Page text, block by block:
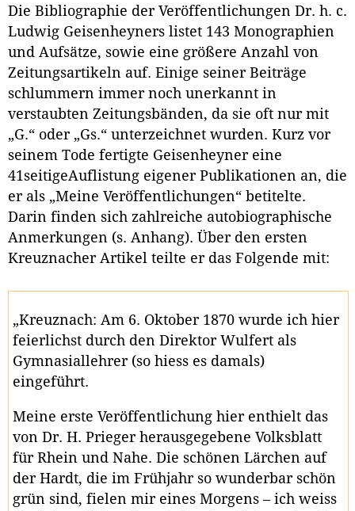
Die Bibliographie der Veröffentlichungen Dr. h. c.
Ludwig Geisenheyners listet 143 Monographien
und Aufsätze, sowie eine größere Anzahl von
Zeitungsartikeln auf. Einige seiner Beiträge
schlummern immer noch unerkannt in
verstaubten Zeitungsbänden, da sie oft nur mit
„G.“ oder „Gs.“ unterzeichnet wurden. Kurz vor
seinem Tode fertigte Geisenheyner eine
41seitigeAuflistung eigener Publikationen an, die
er als „Meine Veröffentlichungen“ betitelte.
Darin finden sich zahlreiche autobiographische
Anmerkungen (s. Anhang). Über den ersten
Kreuznacher Artikel teilte er das Folgende mit:
„Kreuznach: Am 6. Oktober 1870 wurde ich hier
feierlichst durch den Direktor Wulfert als
Gymnasiallehrer (so hiess es damals)
eingeführt.
Meine erste Veröffentlichung hier enthielt das
von Dr. H. Prieger herausgegebene Volksblatt
für Rhein und Nahe. Die schönen Lärchen auf
der Hardt, die im Frühjahr so wunderbar schön
grün sind, fielen mir eines Morgens – ich weiss